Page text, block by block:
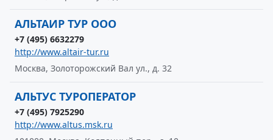
АЛЬТАИР ТУР ООО
+7 (495) 6632279
http://www.altair-tur.ru
Москва, Золоторожский Вал ул., д. 32
АЛЬТУС ТУРОПЕРАТОР
+7 (495) 7925290
http://www.altus.msk.ru